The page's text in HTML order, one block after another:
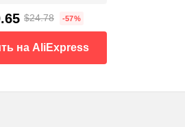
$24.78 -57%
на AliExpress